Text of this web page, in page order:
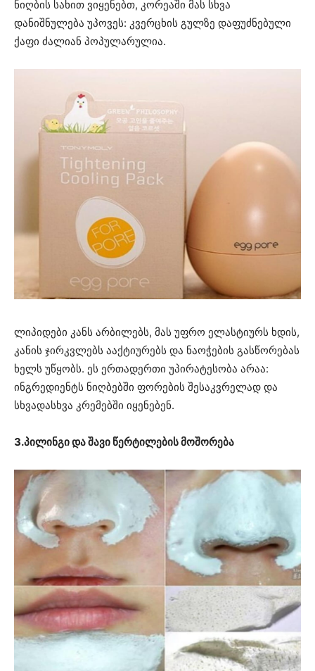
ნიღბის სახით ვიყენებთ, კორეაში მას სხვა
დანიშნულება უპოვეს: კვერცხის გულზე დაფუძნებული
ქაფი ძალიან პოპულარულია.
ლიპიდები კანს არბილებს, მას უფრო ელასტიურს ხდის,
კანის ჯირკვლებს ააქტიურებს და ნაოჭების გასწორებას
ხელს უწყობს. ეს ერთადერთი უპირატესობა არაა:
ინგრედიენტს ნიღბებში ფორების შესაკვრელად და
სხვადასხვა კრემებში იყენებენ.
3.პილინგი და შავი წერტილების მოშორება